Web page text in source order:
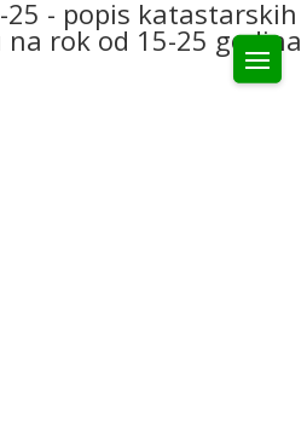
- popis katastarskih
rok od 15-25 godina